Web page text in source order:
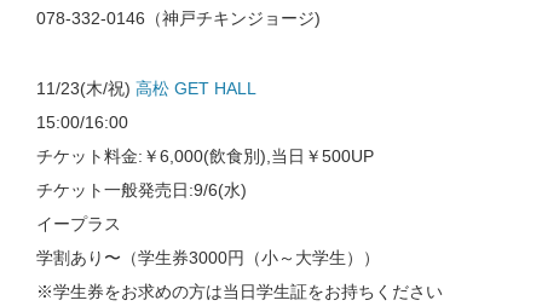
078-332-0146（神戸チキンジョージ)
11/23(木/祝) 高松 GET HALL
15:00/16:00
チケット料金:￥6,000(飲食別),当日￥500UP
チケット一般発売日:9/6(水)
イープラス
学割あり〜（学生券3000円（小～大学生））
※学生券をお求めの方は当日学生証をお持ちください